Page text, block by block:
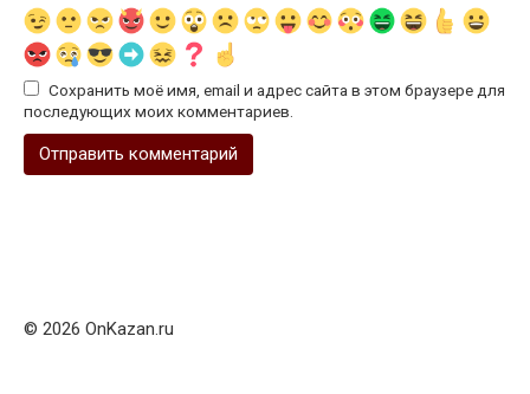
Сохранить моё имя, email и адрес сайта в этом браузере для
последующих моих комментариев.
© 2026 OnKazan.ru